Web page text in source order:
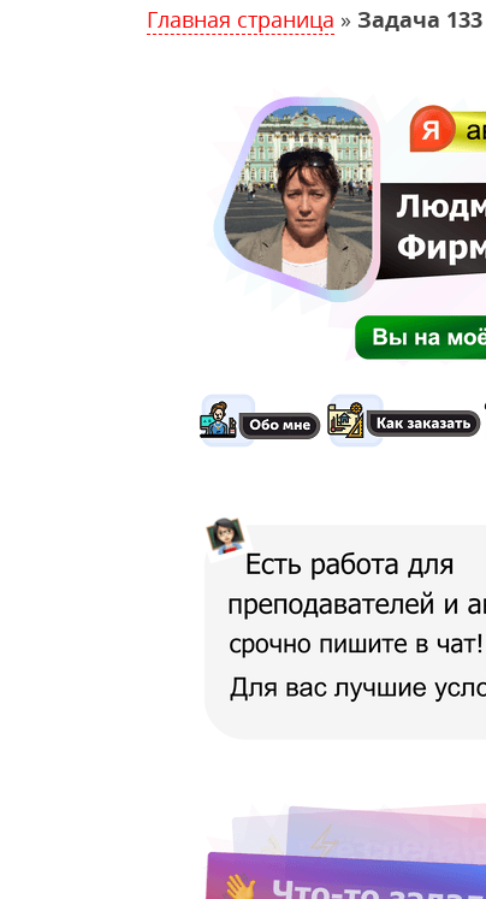
Главная страница » Задача